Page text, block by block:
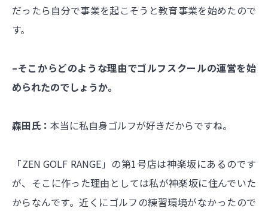
だったら自分で事業を起こそうと教育事業を始めたので
す。
–そこからどのような理由でゴルフスクールの運営を始
められたのでしょうか。
森田氏： 本当に私自身ゴルフが好きだからですね。
「ZEN GOLF RANGE」の第1号店は神楽坂にあるのです
が、そこに作った理由としては私が神楽坂に住んでいた
からなんです。近くにゴルフの練習環境がなかったので